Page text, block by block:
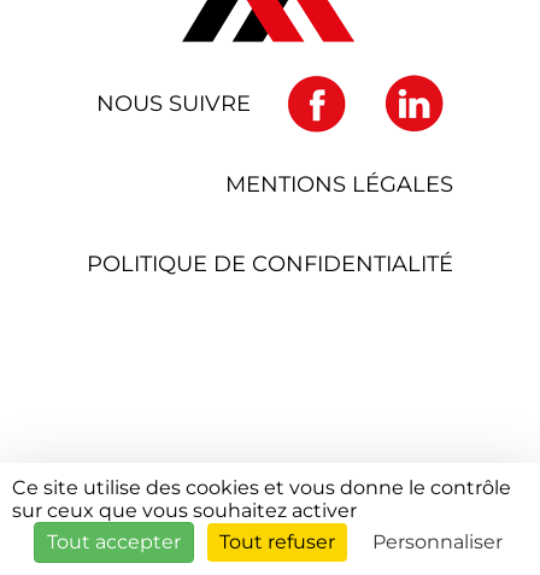
NOUS SUIVRE
MENTIONS LÉGALES
POLITIQUE DE CONFIDENTIALITÉ
Ce site utilise des cookies et vous donne le contrôle
sur ceux que vous souhaitez activer
Tout accepter
Tout refuser Personnaliser